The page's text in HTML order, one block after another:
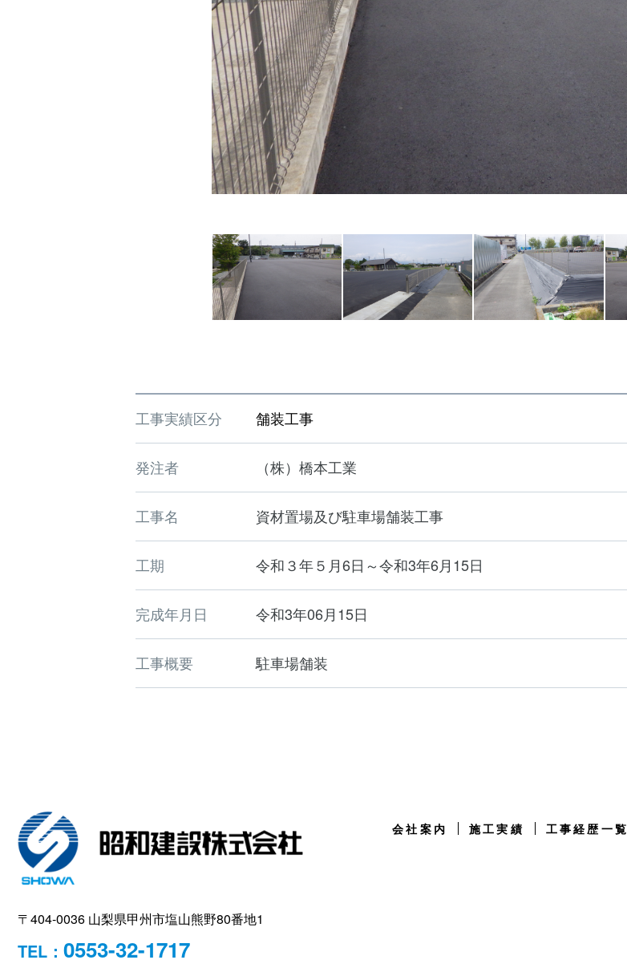
工事実績区分 舗装工事
発注者 （株）橋本工業
工事名 資材置場及び駐車場舗装工事
工期 令和３年５月6日～令和3年6月15日
完成年月日 令和3年06月15日
工事概要 駐車場舗装
会社案内 施工実績 工事経歴一覧
〒404-0036 山梨県甲州市塩山熊野80番地1
TEL： 0553-32-1717